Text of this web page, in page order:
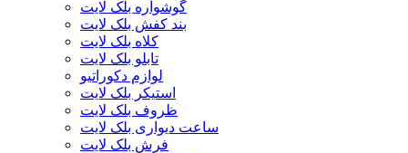
گوشواره بلک لایت
بند کفش بلک لایت
کلاه بلک لایت
تابلو بلک لایت
لوازم دکوراتیو
استیکر بلک لایت
ظروف بلک لایت
ساعت دیواری بلک لایت
فرش بلک لایت